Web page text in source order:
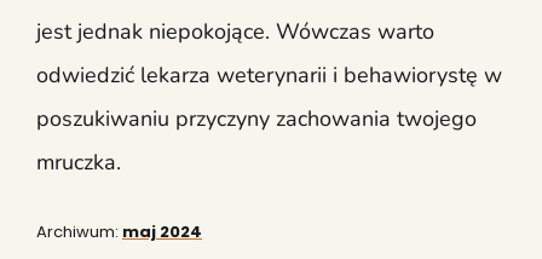
jest jednak niepokojące. Wówczas warto
odwiedzić lekarza weterynarii i behawiorystę w
poszukiwaniu przyczyny zachowania twojego
mruczka.
Archiwum: maj 2024